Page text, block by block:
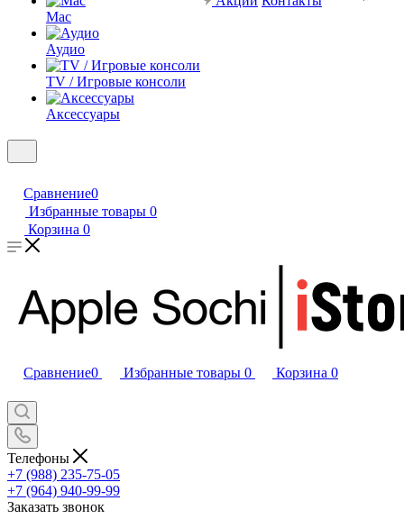
Mac
Аудио
TV / Игровые консоли
Аксессуары
Сравнение0
Избранные товары 0
Корзина 0
Сравнение0 Избранные товары 0 Корзина 0
Телефоны
+7 (988) 235-75-05
+7 (964) 940-99-99
Заказать звонок